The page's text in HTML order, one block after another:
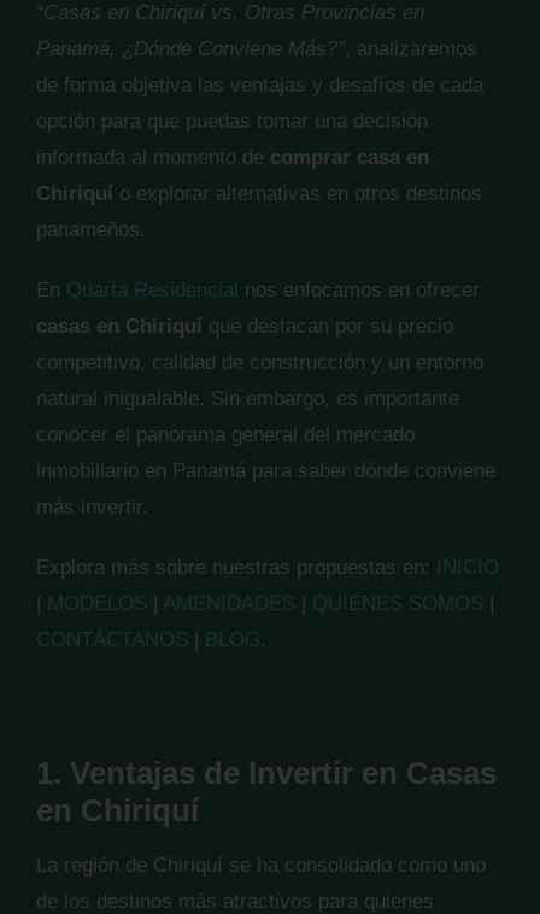
“Casas en Chiriquí vs. Otras Provincias en
Panamá, ¿Dónde Conviene Más?”, analizaremos
de forma objetiva las ventajas y desafíos de cada
opción para que puedas tomar una decisión
informada al momento de comprar casa en
Chiriquí o explorar alternativas en otros destinos
panameños.
En Quarta Residencial nos enfocamos en ofrecer
casas en Chiriquí que destacan por su precio
competitivo, calidad de construcción y un entorno
natural inigualable. Sin embargo, es importante
conocer el panorama general del mercado
inmobiliario en Panamá para saber dónde conviene
más invertir.
Explora más sobre nuestras propuestas en: INICIO
| MODELOS | AMENIDADES | QUIÉNES SOMOS |
CONTÁCTANOS | BLOG.
1. Ventajas de Invertir en Casas
en Chiriquí
La región de Chiriquí se ha consolidado como uno
de los destinos más atractivos para quienes